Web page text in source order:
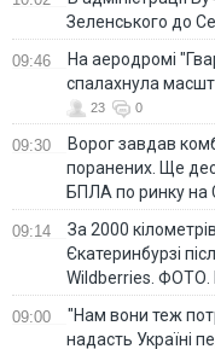
Зеленського до
09:46
На аеродромі
спалахнула
23 0
09:30
Ворог завдав
поранених. Ще
БПЛА по ринку
09:14
За 2000
Єкатеринбурзі
Wildberries. ФОТО.
09:00
"Нам вони теж
надасть Україні